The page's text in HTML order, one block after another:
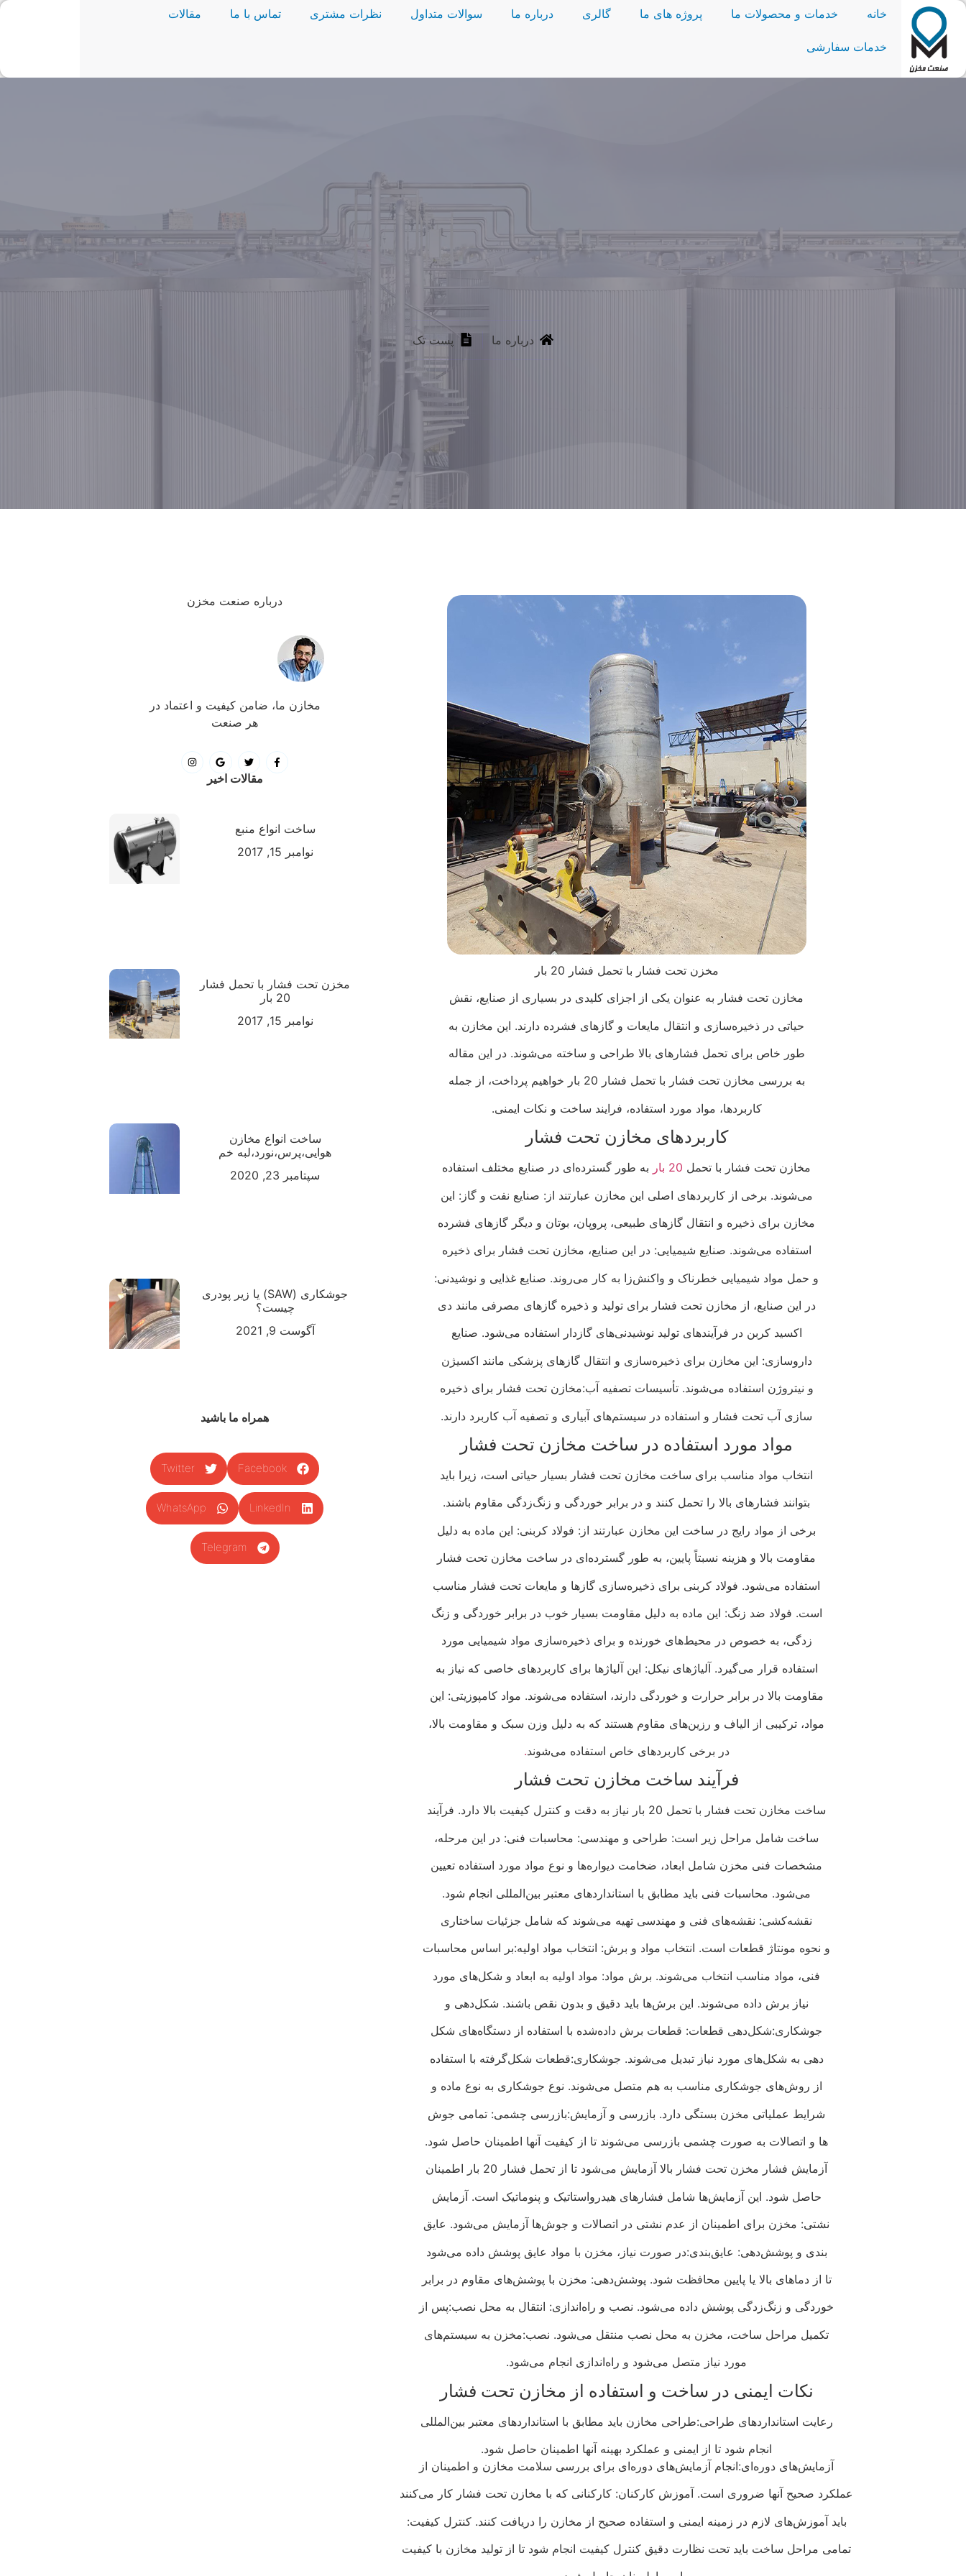
خانه خدمات و محصولات ما پروژه های ما گالری درباره ما سوالات متداول نظرات مشتری تماس با ما مقالات
خدمات سفارشی
درباره ما پست تک
مخزن تحت فشار با تحمل فشار 20 بار
مخازن تحت فشار به عنوان یکی از اجزای کلیدی در بسیاری از صنایع، نقش
حیاتی در ذخیره‌سازی و انتقال مایعات و گازهای فشرده دارند. این مخازن به
طور خاص برای تحمل فشارهای بالا طراحی و ساخته می‌شوند. در این مقاله
به بررسی مخازن تحت فشار با تحمل فشار 20 بار خواهیم پرداخت، از جمله
کاربردها، مواد مورد استفاده، فرایند ساخت و نکات ایمنی.
کاربردهای مخازن تحت فشار
مخازن تحت فشار با تحمل 20 بار
به طور گسترده‌ای در صنایع مختلف استفاده
می‌شوند. برخی از کاربردهای اصلی این مخازن عبارتند از: صنایع نفت و گاز: این
مخازن برای ذخیره و انتقال گازهای طبیعی، پروپان، بوتان و دیگر گازهای فشرده
استفاده می‌شوند. صنایع شیمیایی: در این صنایع، مخازن تحت فشار برای ذخیره
و حمل مواد شیمیایی خطرناک و واکنش‌زا به کار می‌روند. صنایع غذایی و نوشیدنی:
در این صنایع، از مخازن تحت فشار برای تولید و ذخیره گازهای مصرفی مانند دی‌
اکسید کربن در فرآیندهای تولید نوشیدنی‌های گازدار استفاده می‌شود. صنایع
داروسازی: این مخازن برای ذخیره‌سازی و انتقال گازهای پزشکی مانند اکسیژن
و نیتروژن استفاده می‌شوند. تأسیسات تصفیه آب:مخازن تحت فشار برای ذخیره‌
سازی آب تحت فشار و استفاده در سیستم‌های آبیاری و تصفیه آب کاربرد دارند.
مواد مورد استفاده در ساخت مخازن تحت فشار
انتخاب مواد مناسب برای ساخت مخازن تحت فشار بسیار حیاتی است، زیرا باید
بتوانند فشارهای بالا را تحمل کنند و در برابر خوردگی و زنگ‌زدگی مقاوم باشند.
برخی از مواد رایج در ساخت این مخازن عبارتند از: فولاد کربنی: این ماده به دلیل
مقاومت بالا و هزینه نسبتاً پایین، به طور گسترده‌ای در ساخت مخازن تحت فشار
استفاده می‌شود. فولاد کربنی برای ذخیره‌سازی گازها و مایعات تحت فشار مناسب
است. فولاد ضد زنگ: این ماده به دلیل مقاومت بسیار خوب در برابر خوردگی و زنگ‌
زدگی، به خصوص در محیط‌های خورنده و برای ذخیره‌سازی مواد شیمیایی مورد
استفاده قرار می‌گیرد. آلیاژهای نیکل: این آلیاژها برای کاربردهای خاصی که نیاز به
مقاومت بالا در برابر حرارت و خوردگی دارند، استفاده می‌شوند. مواد کامپوزیتی: این
مواد، ترکیبی از الیاف و رزین‌های مقاوم هستند که به دلیل وزن سبک و مقاومت بالا،
در برخی کاربردهای خاص استفاده می‌شوند.
فرآیند ساخت مخازن تحت فشار
ساخت مخازن تحت فشار با تحمل 20 بار نیاز به دقت و کنترل کیفیت بالا دارد. فرآیند
ساخت شامل مراحل زیر است: طراحی و مهندسی: محاسبات فنی: در این مرحله،
مشخصات فنی مخزن شامل ابعاد، ضخامت دیواره‌ها و نوع مواد مورد استفاده تعیین
می‌شود. محاسبات فنی باید مطابق با استانداردهای معتبر بین‌المللی انجام شود.
نقشه‌کشی: نقشه‌های فنی و مهندسی تهیه می‌شوند که شامل جزئیات ساختاری
و نحوه مونتاژ قطعات است. انتخاب مواد و برش: انتخاب مواد اولیه:بر اساس محاسبات
فنی، مواد مناسب انتخاب می‌شوند. برش مواد: مواد اولیه به ابعاد و شکل‌های مورد
نیاز برش داده می‌شوند. این برش‌ها باید دقیق و بدون نقص باشند. شکل‌دهی و
جوشکاری:شکل‌دهی قطعات: قطعات برش داده‌شده با استفاده از دستگاه‌های شکل‌
دهی به شکل‌های مورد نیاز تبدیل می‌شوند. جوشکاری:قطعات شکل‌گرفته با استفاده
از روش‌های جوشکاری مناسب به هم متصل می‌شوند. نوع جوشکاری به نوع ماده و
شرایط عملیاتی مخزن بستگی دارد. بازرسی و آزمایش:بازرسی چشمی: تمامی جوش‌
ها و اتصالات به صورت چشمی بازرسی می‌شوند تا از کیفیت آنها اطمینان حاصل شود.
آزمایش فشار مخزن تحت فشار بالا آزمایش می‌شود تا از تحمل فشار 20 بار اطمینان
حاصل شود. این آزمایش‌ها شامل فشارهای هیدرواستاتیک و پنوماتیک است. آزمایش
نشتی: مخزن برای اطمینان از عدم نشتی در اتصالات و جوش‌ها آزمایش می‌شود. عایق‌
بندی و پوشش‌دهی: عایق‌بندی:در صورت نیاز، مخزن با مواد عایق پوشش داده می‌شود
تا از دماهای بالا یا پایین محافظت شود. پوشش‌دهی: مخزن با پوشش‌های مقاوم در برابر
خوردگی و زنگ‌زدگی پوشش داده می‌شود. نصب و راه‌اندازی: انتقال به محل نصب:پس از
تکمیل مراحل ساخت، مخزن به محل نصب منتقل می‌شود. نصب:مخزن به سیستم‌های
مورد نیاز متصل می‌شود و راه‌اندازی انجام می‌شود.
نکات ایمنی در ساخت و استفاده از مخازن تحت فشار
رعایت استانداردهای طراحی:طراحی مخازن باید مطابق با استانداردهای معتبر بین‌المللی
انجام شود تا از ایمنی و عملکرد بهینه آنها اطمینان حاصل شود.
آزمایش‌های دوره‌ای:انجام آزمایش‌های دوره‌ای برای بررسی سلامت مخازن و اطمینان از
عملکرد صحیح آنها ضروری است. آموزش کارکنان: کارکنانی که با مخازن تحت فشار کار می‌کنند
باید آموزش‌های لازم در زمینه ایمنی و استفاده صحیح از مخازن را دریافت کنند. کنترل کیفیت:
تمامی مراحل ساخت باید تحت نظارت دقیق کنترل کیفیت انجام شود تا از تولید مخازن با کیفیت
درباره صنعت مخزن
مخازن ما، ضامن کیفیت و اعتماد در
هر صنعت
مقالات اخیر
ساخت انواع منبع
نوامبر 15, 2017
مخزن تحت فشار با تحمل فشار
20 بار
نوامبر 15, 2017
ساخت انواع مخازن
هوایی،پرس،نورد،لبه خم
سپتامبر 23, 2020
جوشکاری (SAW) یا زیر پودری
چیست؟
آگوست 9, 2021
همراه ما باشید
Facebook
Twitter
LinkedIn
WhatsApp
Telegram